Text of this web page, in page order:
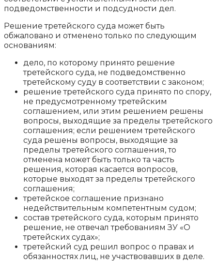
подведомственности и подсудности дел.
Решение третейского суда может быть
обжаловано и отменено только по следующим
основаниям:
дело, по которому принято решение
третейского суда, не подведомственно
третейскому суду в соответствии с законом;
решение третейского суда принято по спору,
не предусмотренному третейским
соглашением, или этим решением решены
вопросы, выходящие за пределы третейского
соглашения; если решением третейского
суда решены вопросы, выходящие за
пределы третейского соглашения, то
отменена может быть только та часть
решения, которая касается вопросов,
которые выходят за пределы третейского
соглашения;
третейское соглашение признано
недействительным компетентным судом;
состав третейского суда, которым принято
решение, не отвечал требованиям ЗУ «О
третейских судах»;
третейский суд решил вопрос о правах и
обязанностях лиц, не участвовавших в деле.